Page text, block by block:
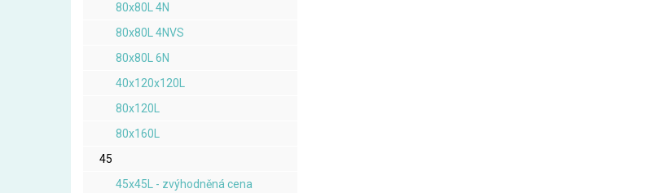
80x80L 4N
80x80L 4NVS
80x80L 6N
40x120x120L
80x120L
80x160L
45
45x45L - zvýhodněná cena